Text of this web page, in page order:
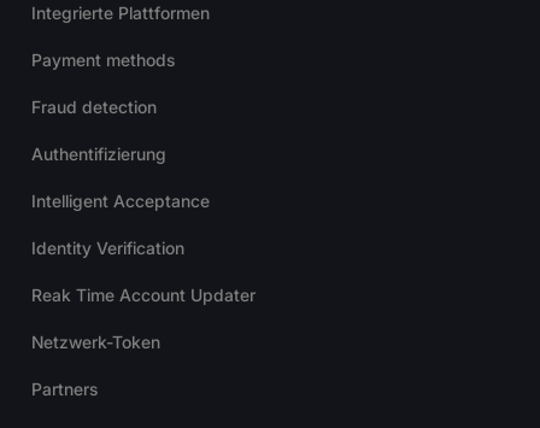
Integrierte Plattformen
Payment methods
Fraud detection
Authentifizierung
Intelligent Acceptance
Identity Verification
Reak Time Account Updater
Netzwerk-Token
Partners